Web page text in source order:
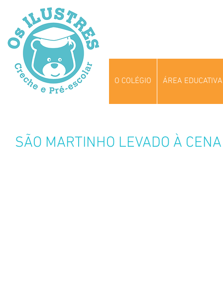
O COLÉGIO ÁREA EDUCATIVA
SÃO MARTINHO LEVADO À